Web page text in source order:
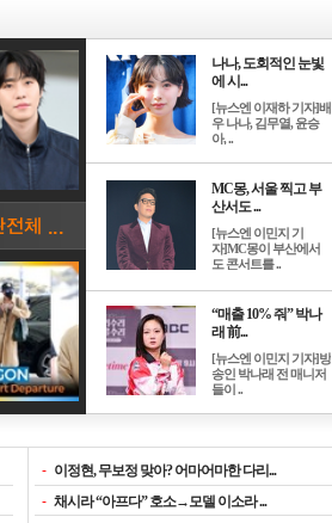
나나, 도회적인 눈빛
에 시...
[뉴스엔 이재하 기자]배
우 나나, 김무열, 윤승
아, ..
MC몽, 서울 찍고 부
산서도 ...
[뉴스엔 이민지 기
자]MC몽이 부산에서
도 콘서트를 ..
“매출 10% 줘” 박나
래 前...
[뉴스엔 이민지 기자]방
송인 박나래 전 매니저
들이 ..
- 이정현, 무보정 맞아? 어마어마한 다리...
- 채시라 “아프다” 호소→모델 이소라 ...